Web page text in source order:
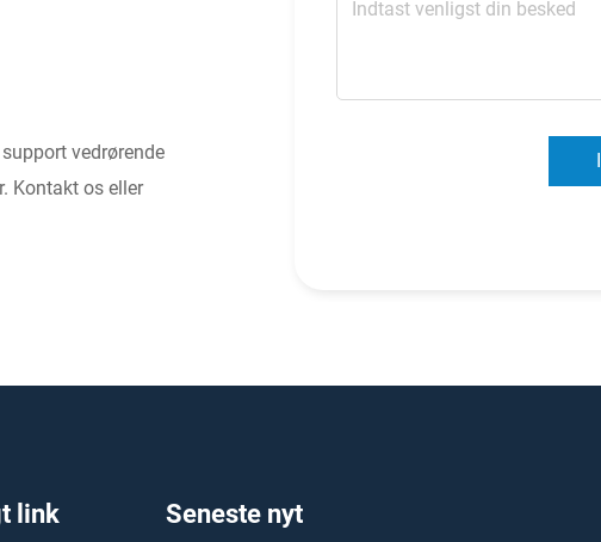
vedrørende
Kontakt os eller
link Seneste nyt